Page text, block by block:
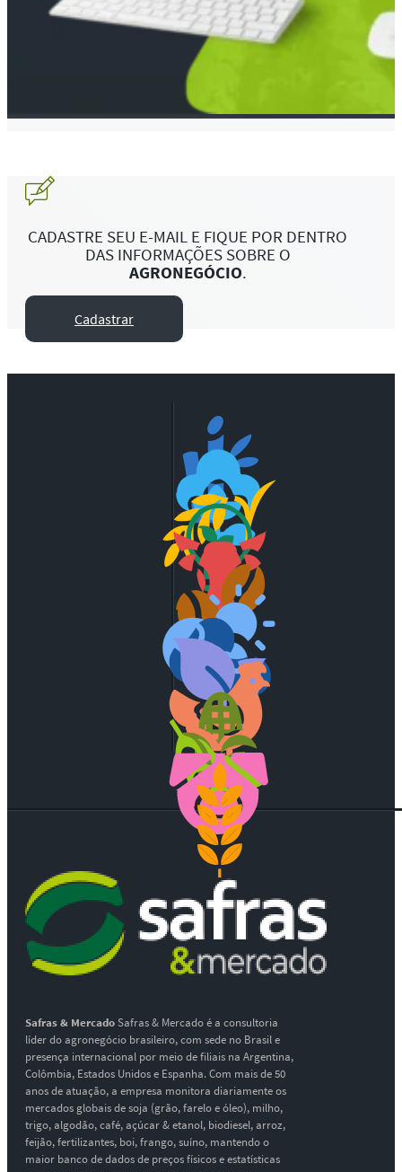
CADASTRE SEU E-MAIL E FIQUE POR DENTRO
DAS INFORMAÇÕES SOBRE O
AGRONEGÓCIO.
Cadastrar
Safras & MercadoSafras & Mercado é a consultoria
líder do agronegócio brasileiro, com sede no Brasil e
presença internacional por meio de filiais na Argentina,
Colômbia, Estados Unidos e Espanha. Com mais de 50
anos de atuação, a empresa monitora diariamente os
mercados globais de soja (grão, farelo e óleo), milho,
trigo, algodão, café, açúcar & etanol, biodiesel, arroz,
feijão, fertilizantes, boi, frango, suíno, mantendo o
maior banco de dados de preços físicos e estatísticas